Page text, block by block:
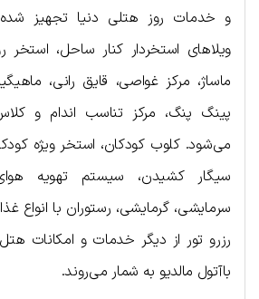
و خدمات روز هتلی دنیا تجهیز
ویلاهای استخردار کنار ساحل، استخر
ماساژ، مرکز غواصی، قایق رانی،
پینگ پنگ، مرکز تناسب اندام و
می‌شود. کلوب کودکان، استخر ویژه
سیگار کشیدن، سیستم تهویه
سرمایشی، گرمایشی، رستوران با انواع
رزرو تور از دیگر خدمات و امکانات
باآتول مالدیو به شمار می‌روند.